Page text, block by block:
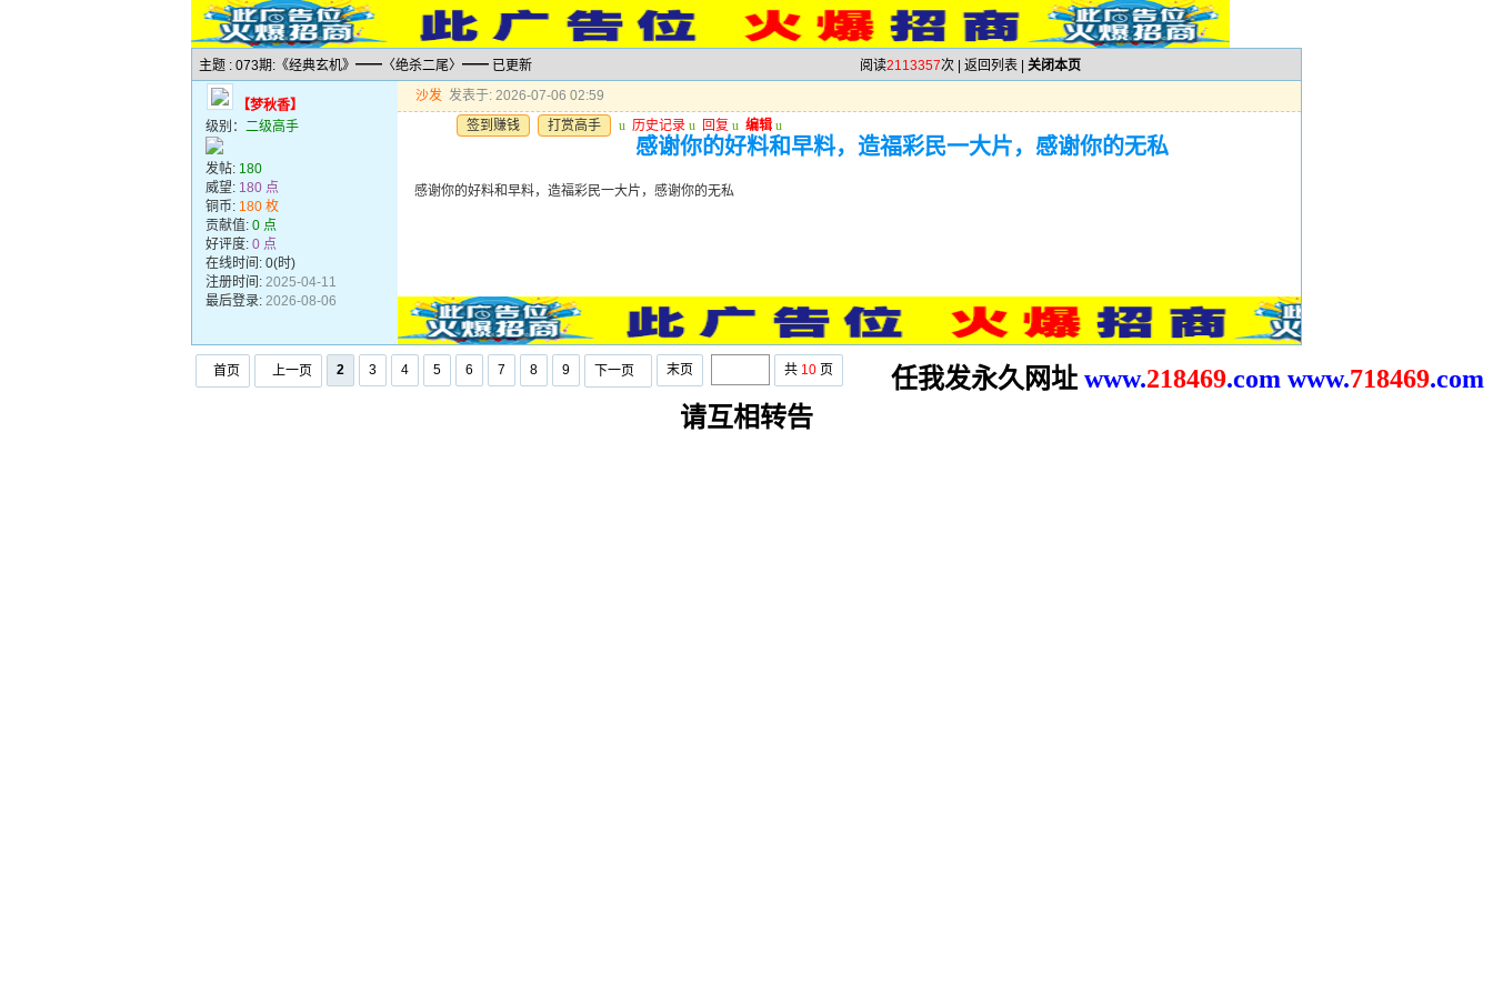
主题 : 073期:《经典玄机》━━〈绝杀二尾〉━━ 已更新 阅读2113357次 | 返回列表 关闭本页
【梦秋香】
级别： 二级高手
发帖: 180
威望: 180 点
铜币: 180 枚
贡献值: 0 点
好评度: 0 点
在线时间: 0(时)
注册时间: 2025-04-11
最后登录: 2026-08-06
沙发 发表于: 2026-07-06 02:59
签到赚钱
打赏高手 u 历史记录 u 回复 u 编辑 u
感谢你的好料和早料，造福彩民一大片，感谢你的无私
感谢你的好料和早料，造福彩民一大片，感谢你的无私
首页 上一页 2 3 4 5 6 7 8 9 下一页 末页 共 10 页 任我发永久网址 www.218469.com www.718469.com
请互相转告